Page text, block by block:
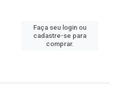
Faça seu login ou
cadastre-se para
comprar.